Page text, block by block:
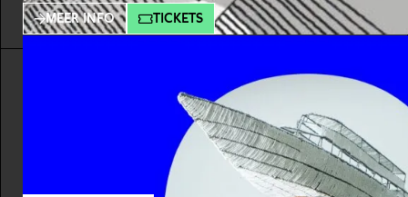
landbouw en voedsel wordt hard gediscussieerd,
maar een duidelijke visie ontbreekt. Charles C.
met de toekomst van onze planeet bezighouden
vaak tot twee elkaar fel bestrijdende groepen
MEER INFO TICKETS